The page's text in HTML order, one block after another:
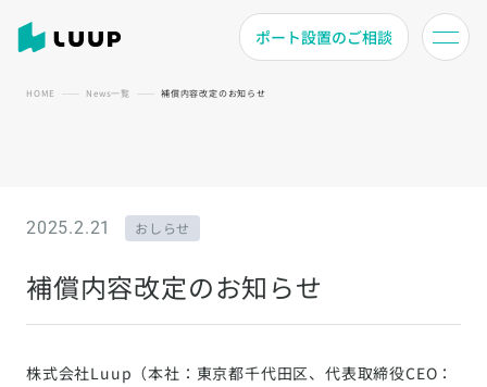
ポート設置のご相談
HOME News一覧 補償内容改定のお知らせ
2025.2.21 おしらせ
補償内容改定のお知らせ
株式会社Luup（本社：東京都千代田区、代表取締役CEO：